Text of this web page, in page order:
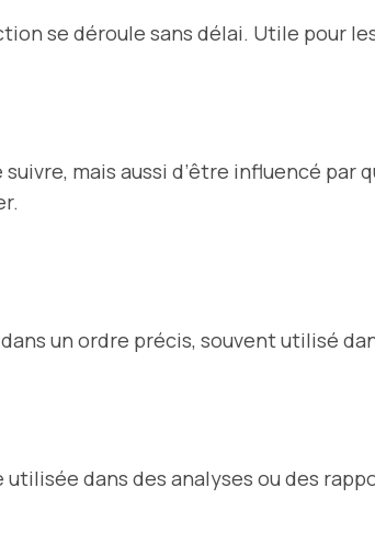
se déroule sans délai. Utile pour
mais aussi d’être influencé par
un ordre précis, souvent utilisé
dans des analyses ou des